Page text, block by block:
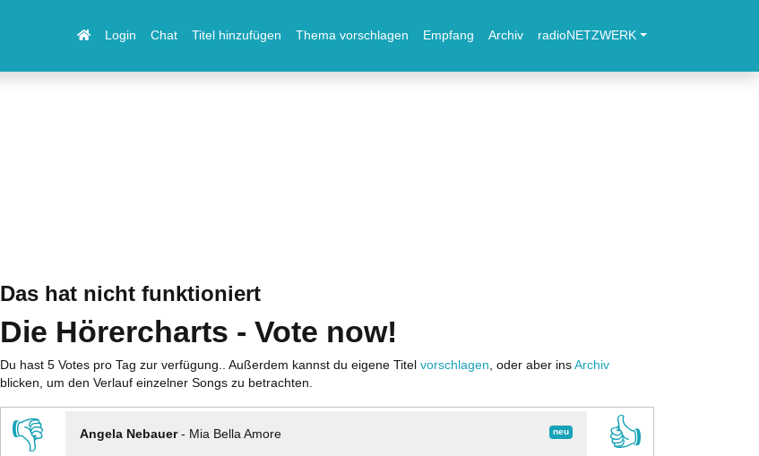
Login Chat Titel hinzufügen Thema vorschlagen Empfang Archiv radioNETZWERK
Das hat nicht funktioniert
Die Hörercharts - Vote now!
Du hast 5 Votes pro Tag zur verfügung.. Außerdem kannst du eigene Titel vorschlagen , oder aber ins Archiv
blicken, um den Verlauf einzelner Songs zu betrachten.
👎 neu
Angela Nebauer- Mia Bella Amore
👍